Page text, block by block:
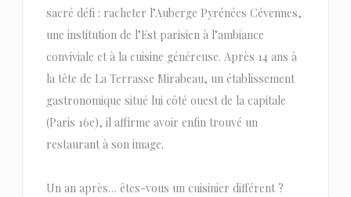
sacré défi : racheter l’Auberge Pyrénées Cévennes,
une institution de l’Est parisien à l’ambiance
conviviale et à la cuisine généreuse. Après 14 ans à
la tête de La Terrasse Mirabeau, un établissement
gastronomique situé lui côté ouest de la capitale
(Paris 16e), il affirme avoir enfin trouvé un
restaurant à son image.
Un an après… êtes-vous un cuisinier différent ?